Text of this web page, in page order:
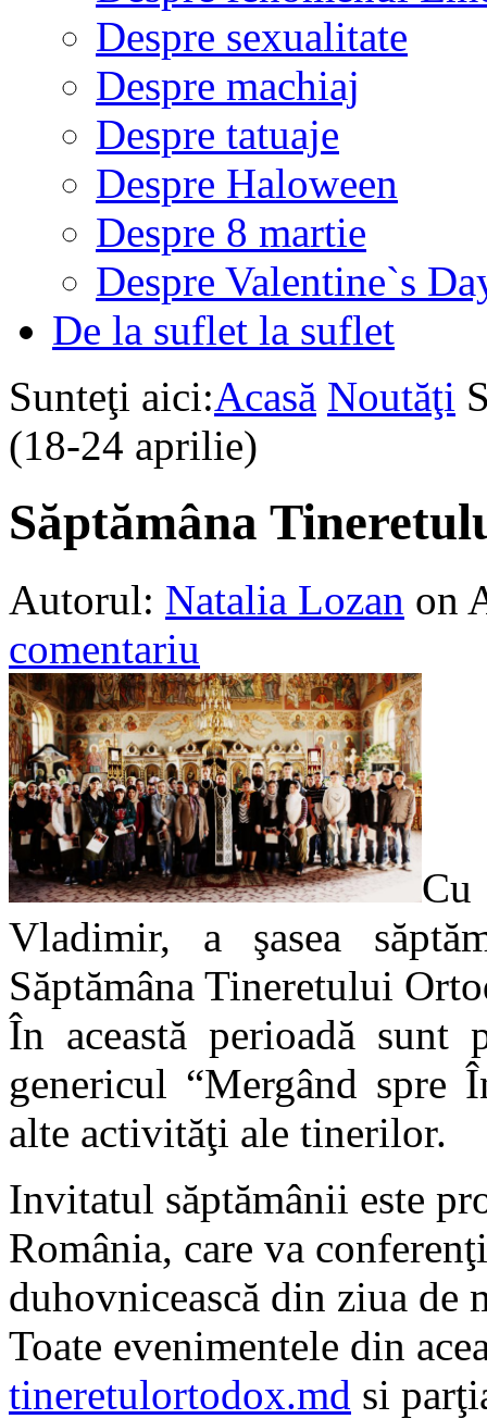
Despre sexualitate
Despre machiaj
Despre tatuaje
Despre Haloween
Despre 8 martie
Despre Valentine`s
De la suflet la suflet
Sunteţi aici:Acasă Noutăţi
(18-24 aprilie)
Săptămâna
Autorul: Natalia Lozan on
comentariu
Vladimir, a şasea
Săptămâna Tineretului
În această perioadă sunt
genericul “Mergând spre
alte activităţi ale tinerilor.
Invitatul săptămânii este
România, care va
duhovnicească din ziua de
Toate evenimentele din
tineretulortodox.md si